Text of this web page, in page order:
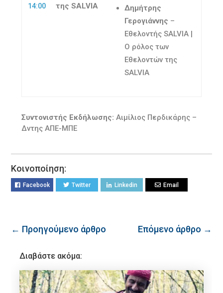
14:00
της SALVIA
Δημήτρης
Γερογιάννης –
Εθελοντής SALVIA |
Ο ρόλος των
Εθελοντών της
SALVIA
Συντονιστής Εκδήλωσης: Αιμίλιος Περδικάρης –
Δντης ΑΠΕ-ΜΠΕ
Κοινοποίηση:
Facebook Twitter Linkedin Email
← Προηγούμενο άρθρο Επόμενο άρθρο →
Διαβάστε ακόμα: